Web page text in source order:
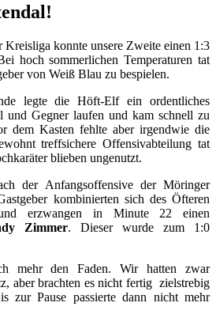
Kreisliga konnte unsere Zweite einen 1:3
hoch sommerlichen Temperaturen tat
von Weiß Blau zu bespielen.
legte die Höft-Elf ein ordentliches
Gegner laufen und kam schnell zu
dem Kasten fehlte aber irgendwie die
treffsichere Offensivabteilung tat
blieben ungenutzt.
der Anfangsoffensive der Möringer
kombinierten sich des Öfteren
erzwangen in Minute 22 einen
Zimmer. Dieser wurde zum 1:0
mehr den Faden. Wir hatten zwar
aber brachten es nicht fertig zielstrebig
zur Pause passierte dann nicht mehr